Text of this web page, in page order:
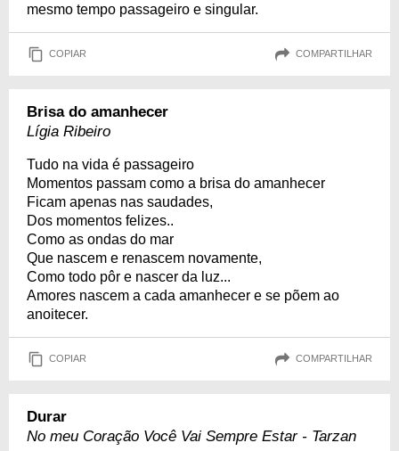
mesmo tempo passageiro e singular.
COPIAR COMPARTILHAR
Brisa do amanhecer
Lígia Ribeiro
Tudo na vida é passageiro
Momentos passam como a brisa do amanhecer
Ficam apenas nas saudades,
Dos momentos felizes..
Como as ondas do mar
Que nascem e renascem novamente,
Como todo pôr e nascer da luz...
Amores nascem a cada amanhecer e se põem ao
anoitecer.
COPIAR COMPARTILHAR
Durar
No meu Coração Você Vai Sempre Estar - Tarzan